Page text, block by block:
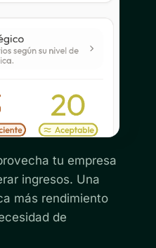
tu empresa
ingresos. Una
más rendimiento
de